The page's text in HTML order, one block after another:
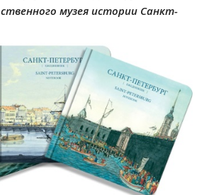
музея истории Санкт-